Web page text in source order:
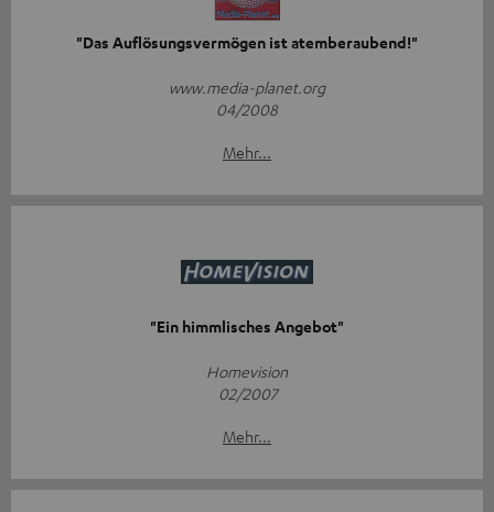
"Das Auflösungsvermögen ist atemberaubend!"
www.media-planet.org
04/2008
Mehr...
"Ein himmlisches Angebot"
Homevision
02/2007
Mehr...